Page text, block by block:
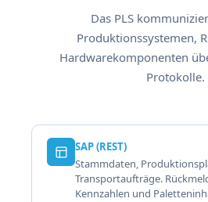
Das PLS
Produktionssystemen,
Hardwarekomponenten
Protokolle.
SAP (REST)
Stammdaten,
Transportaufträge.
Kennzahlen und